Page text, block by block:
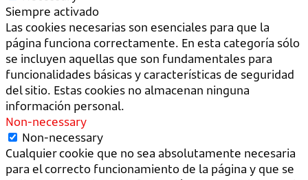
Siempre activado
Las cookies necesarias son esenciales para que la
página funciona correctamente. En esta categoría sólo
se incluyen aquellas que son fundamentales para
funcionalidades básicas y características de seguridad
del sitio. Estas cookies no almacenan ninguna
información personal.
Non-necessary
Non-necessary
Cualquier cookie que no sea absolutamente necesaria
para el correcto funcionamiento de la página y que se